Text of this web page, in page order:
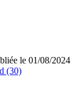
le 01/08/2024
(30)